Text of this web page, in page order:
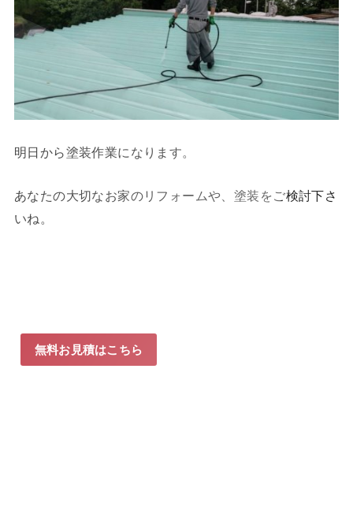
明日から塗装作業になります。
あなたの大切なお家のリフォームや、塗装をご検討下さ
いね。
無料お見積はこちら